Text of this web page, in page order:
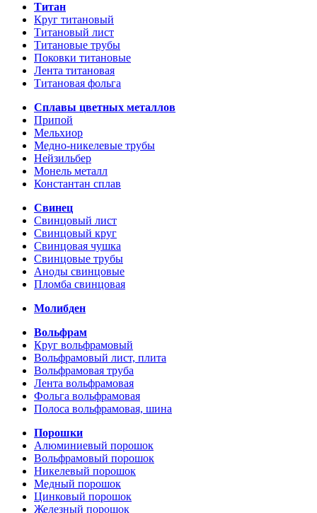
Титан
Круг титановый
Титановый лист
Титановые трубы
Поковки титановые
Лента титановая
Титановая фольга
Сплавы цветных металлов
Припой
Мельхиор
Медно-никелевые трубы
Нейзильбер
Монель металл
Константан сплав
Свинец
Свинцовый лист
Свинцовый круг
Свинцовая чушка
Свинцовые трубы
Аноды свинцовые
Пломба свинцовая
Молибден
Вольфрам
Круг вольфрамовый
Вольфрамовый лист, плита
Вольфрамовая труба
Лента вольфрамовая
Фольга вольфрамовая
Полоса вольфрамовая, шина
Порошки
Алюминиевый порошок
Вольфрамовый порошок
Никелевый порошок
Медный порошок
Цинковый порошок
Железный порошок